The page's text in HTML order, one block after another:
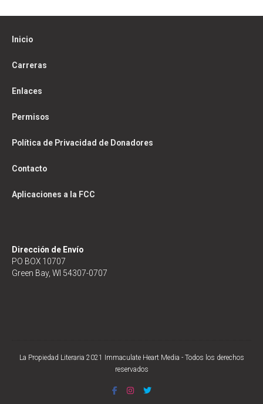
Inicio
Carreras
Enlaces
Permisos
Política de Privacidad de Donadores
Contacto
Aplicaciones a la FCC
Dirección de Envío
PO BOX 10707
Green Bay, WI 54307-0707
La Propiedad Literaria 2021 Immaculate Heart Media - Todos los derechos
reservados